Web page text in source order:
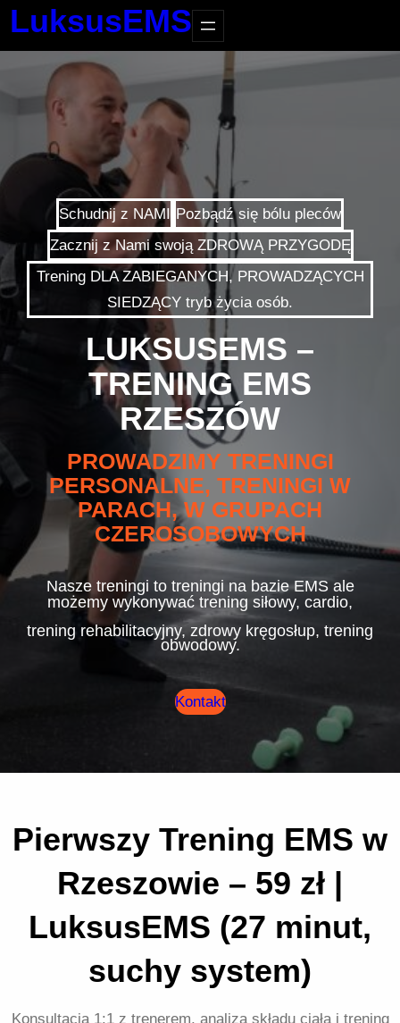
LuksusEMS
Schudnij z NAMI Pozbądź się bólu pleców
Zacznij z Nami swoją ZDROWĄ PRZYGODĘ
Trening DLA ZABIEGANYCH, PROWADZĄCYCH
SIEDZĄCY tryb życia osób.
LUKSUSEMS –
TRENING EMS
RZESZÓW
PROWADZIMY TRENINGI
PERSONALNE, TRENINGI W
PARACH, W GRUPACH
CZEROSOBOWYCH
Nasze treningi to treningi na bazie EMS ale
możemy wykonywać trening siłowy, cardio,
trening rehabilitacyjny, zdrowy kręgosłup, trening
obwodowy.
Kontakt
Pierwszy Trening EMS w
Rzeszowie – 59 zł |
LuksusEMS (27 minut,
suchy system)
Konsultacja 1:1 z trenerem, analiza składu ciała i trening